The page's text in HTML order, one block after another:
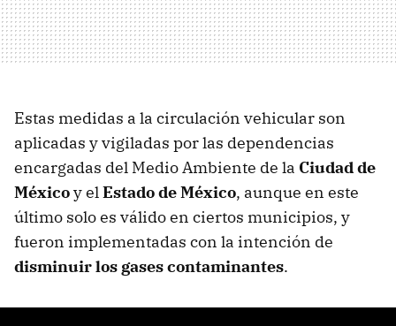
Estas medidas a la circulación vehicular son
aplicadas y vigiladas por las dependencias
encargadas del Medio Ambiente de la Ciudad de
Méxicoy elEstado de México, aunque en este
último solo es válido en ciertos municipios, y
fueron implementadas con la intención de
disminuir los gases contaminantes.